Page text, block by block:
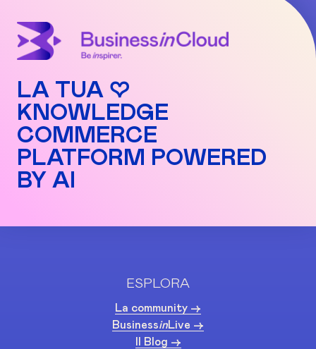
LA TUA ♡
KNOWLEDGE
COMMERCE
PLATFORM POWERED
BY AI
ESPLORA
La community ->
BusinessinLive ->
Il Blog ->